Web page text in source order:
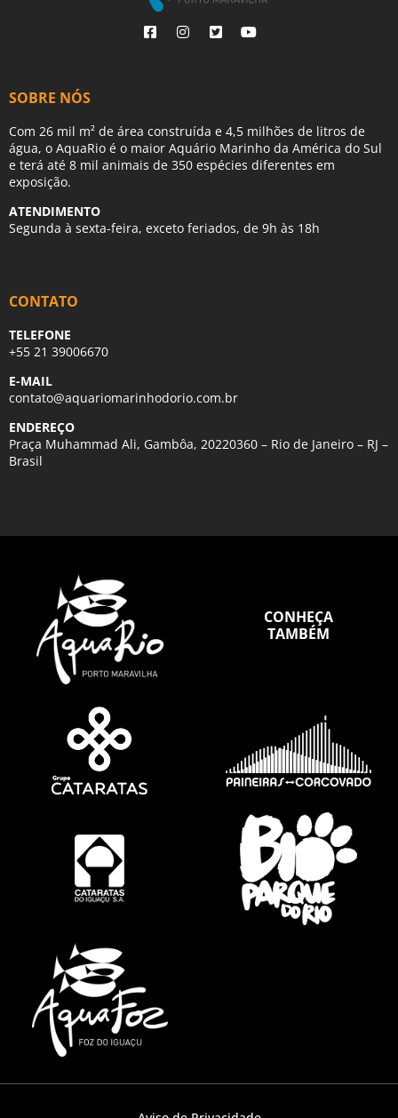
SOBRE NÓS
Com 26 mil m² de área construída e 4,5 milhões de litros de
água, o AquaRio é o maior Aquário Marinho da América do Sul
e terá até 8 mil animais de 350 espécies diferentes em
exposição.
ATENDIMENTO
Segunda à sexta-feira, exceto feriados, de 9h às 18h
CONTATO
TELEFONE
+55 21 39006670
E-MAIL
contato@aquariomarinhodorio.com.br
ENDEREÇO
Praça Muhammad Ali, Gambôa, 20220360 – Rio de Janeiro – RJ –
Brasil
CONHEÇA
TAMBÉM